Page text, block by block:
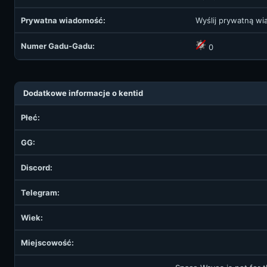
Prywatna wiadomość: Wyślij prywatną
Numer Gadu-Gadu: 0
Dodatkowe informacje o kentid
Płeć:
GG:
Discord:
Telegram:
Wiek:
Miejscowość: